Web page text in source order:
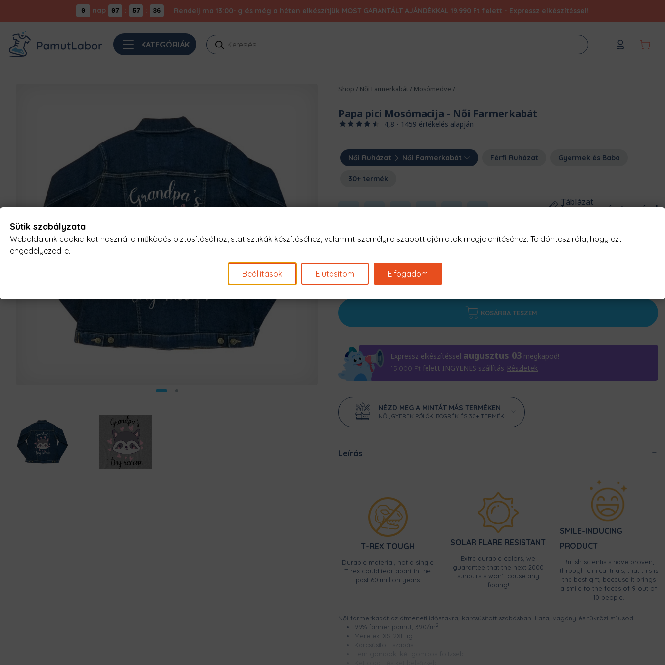
0 nap 07 : 57 : 36 Rendelj ma 13:00-ig és még a héten elkészítjük MOST GARANTÁLT AJÁNDÉKKAL 19.990 Ft felett - Expressz elkészítéssel!
KATEGÓRIÁK
Products
search
Shop / Női Farmerkabát/ Mosómedve /
Papa pici Mosómacija - Női Farmerkabát
4,8 - 1459 értékelés alapján
Női Ruházat Női Farmerkabát Férfi Ruházat Gyermek és Baba
30+ termék
Táblázat
Ingyenes méretcserével
XS S M L XL 2XL
19990 Ft
KOSÁRBA TESZEM
Expressz elkészítéssel augusztus 03 megkapod!
15.000 Ft felett INGYENES szállítás Részletek
NÉZD MEG A MINTÁT MÁS TERMÉKEN
NŐI, GYEREK PÓLÓK, BÖGRÉK ÉS 30+ TERMÉK
Leírás
T-REX TOUGH
Durable material, not a single
T-rex could tear apart in the
past 60 million years
SOLAR FLARE RESISTANT
Extra durable colors, we
guarantee that the next 2000
sunbursts won't cause any
fading!
SMILE-INDUCING
PRODUCT
British scientists have proven,
through clinical trials, that this is
the best gift, because it brings
a smile to the faces of 9 out of
10 people.
Női farmerkabát az átmeneti időszakra, karcsúsított szabásban! Laza, vagány és tükrözi stílusod.
99% farmer pamut, 390/m 2
Méretek: XS-2XL-ig
Karcsúsított szabás
Sütik szabályzata
Weboldalunk cookie-kat használ a működés biztosításához, statisztikák készítéséhez, valamint személyre szabott ajánlatok megjelenítéséhez. Te döntesz róla, hogy ezt
engedélyezed-e.
Beállítások Elutasítom Elfogadom